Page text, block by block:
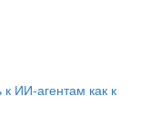
ИИ-агентам как к